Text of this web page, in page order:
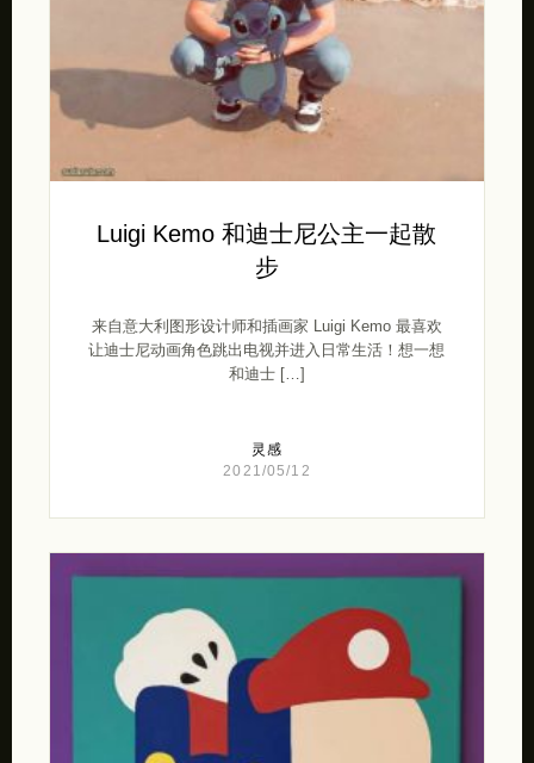
Luigi Kemo 和迪士尼公主一起散
步
来自意大利图形设计师和插画家 Luigi Kemo 最喜欢
让迪士尼动画角色跳出电视并进入日常生活！想一想
和迪士 […]
灵感
2021/05/12